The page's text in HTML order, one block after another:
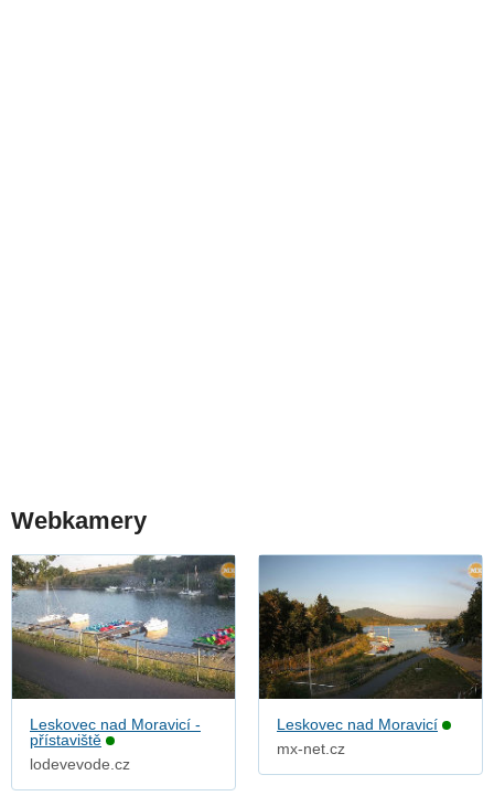
Webkamery
Leskovec nad Moravicí -
přístaviště
lodevevode.cz
Leskovec nad Moravicí
mx-net.cz